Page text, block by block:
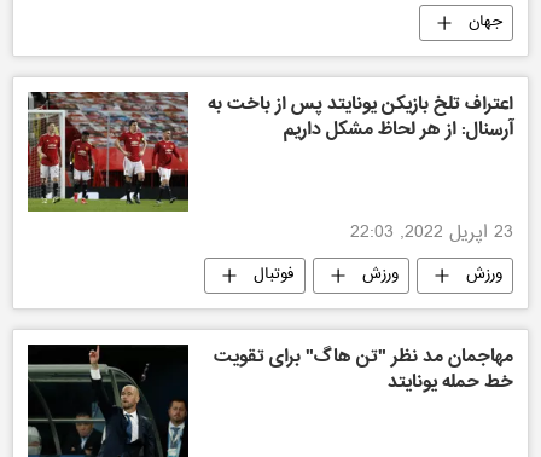
جهان
اعتراف تلخ بازیکن یونایتد پس از باخت به
آرسنال: از هر لحاظ مشکل داریم
23 اپریل 2022, 22:03
ورزش ورزش فوتبال
مهاجمان مد نظر "تن هاگ" برای تقویت
خط حمله یونایتد